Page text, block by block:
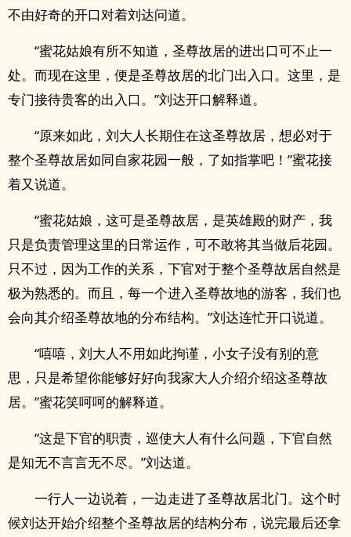
不由好奇的开口对着刘达问道。
“蜜花姑娘有所不知道，圣尊故居的进出口可不止一
处。而现在这里，便是圣尊故居的北门出入口。这里，是
专门接待贵客的出入口。”刘达开口解释道。
“原来如此，刘大人长期住在这圣尊故居，想必对于
整个圣尊故居如同自家花园一般，了如指掌吧！”蜜花接
着又说道。
“蜜花姑娘，这可是圣尊故居，是英雄殿的财产，我
只是负责管理这里的日常运作，可不敢将其当做后花园。
只不过，因为工作的关系，下官对于整个圣尊故居自然是
极为熟悉的。而且，每一个进入圣尊故地的游客，我们也
会向其介绍圣尊故地的分布结构。”刘达连忙开口说道。
“嘻嘻，刘大人不用如此拘谨，小女子没有别的意
思，只是希望你能够好好向我家大人介绍介绍这圣尊故
居。”蜜花笑呵呵的解释道。
“这是下官的职责，巡使大人有什么问题，下官自然
是知无不言言无不尽。”刘达道。
一行人一边说着，一边走进了圣尊故居北门。这个时
候刘达开始介绍整个圣尊故居的结构分布，说完最后还拿